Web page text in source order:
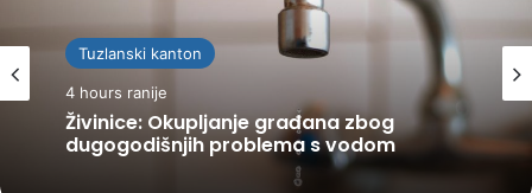
Tuzlanski kanton
4 hours ranije
Živinice: Okupljanje građana zbog
dugogodišnjih problema s vodom